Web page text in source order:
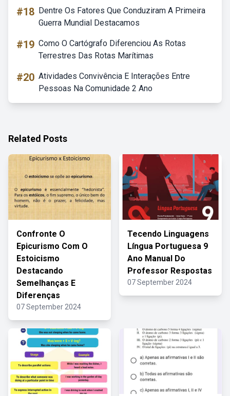
#18 Dentre Os Fatores Que Conduziram A Primeira
Guerra Mundial Destacamos
#19 Como O Cartógrafo Diferenciou As Rotas
Terrestres Das Rotas Marítimas
#20 Atividades Convivência E Interações Entre
Pessoas Na Comunidade 2 Ano
Related Posts
Confronte O
Epicurismo Com O
Estoicismo
Destacando
Semelhanças E
Diferenças
07 September 2024
Tecendo Linguagens
Língua Portuguesa 9
Ano Manual Do
Professor Respostas
07 September 2024